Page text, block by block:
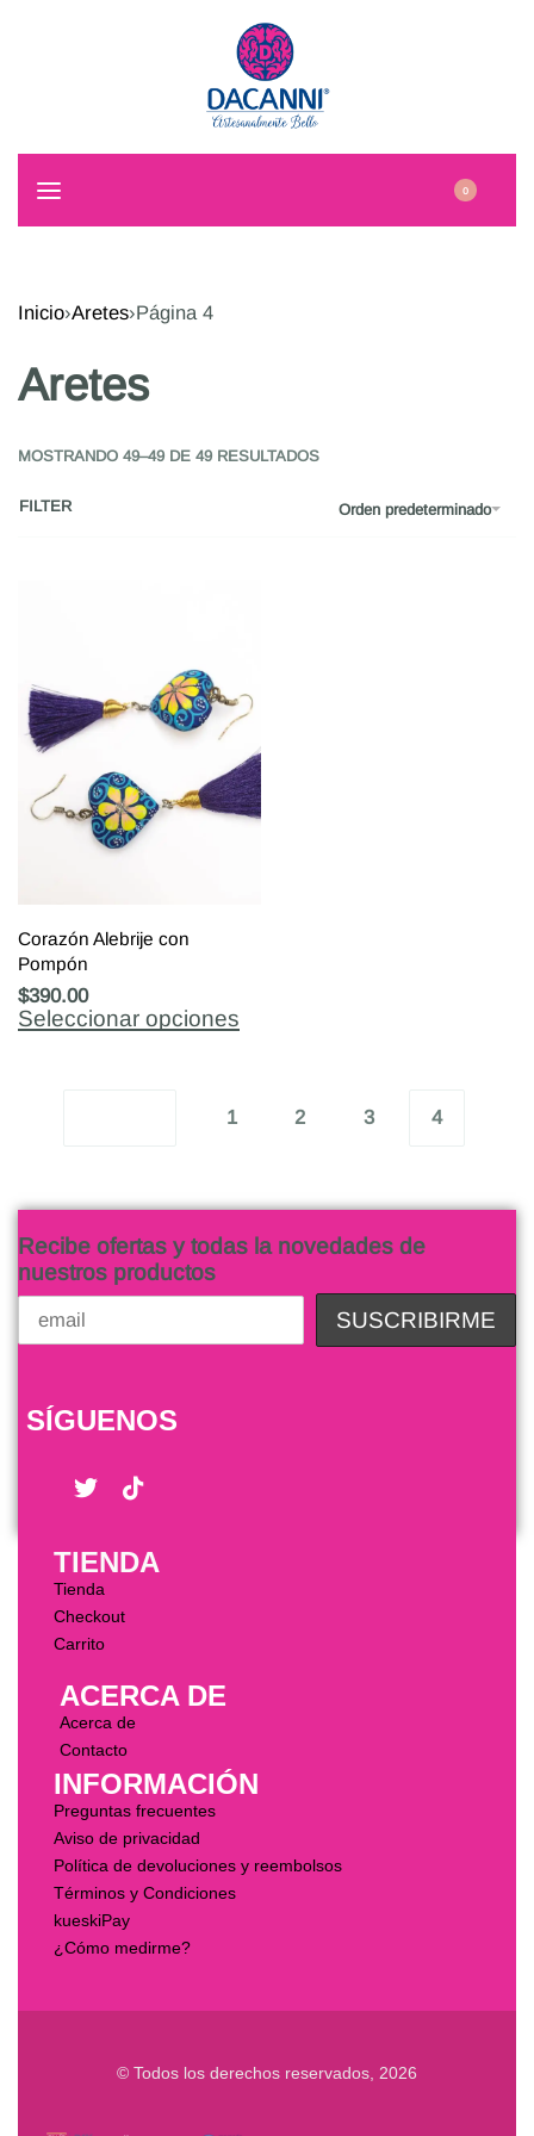
0
Inicio›Aretes›Página 4
Aretes
MOSTRANDO 49–49 DE 49 RESULTADOS
Orden predeterminado
FILTER
Corazón Alebrije con
Pompón
$390.00
Seleccionar opciones
1 2 3 4
Recibe ofertas y todas la novedades de
nuestros productos
SÍGUENOS
TIENDA
Tienda
Checkout
Carrito
ACERCA DE
Acerca de
Contacto
INFORMACIÓN
Preguntas frecuentes
Aviso de privacidad
Política de devoluciones y reembolsos
Términos y Condiciones
kueskiPay
¿Cómo medirme?
© Todos los derechos reservados, 2026